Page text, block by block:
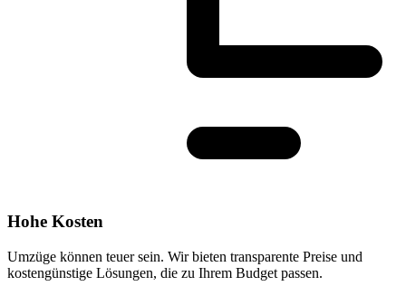
Hohe Kosten
Umzüge können teuer sein. Wir bieten transparente Preise und
kostengünstige Lösungen, die zu Ihrem Budget passen.